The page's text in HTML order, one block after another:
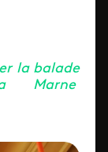
la balade
Marne